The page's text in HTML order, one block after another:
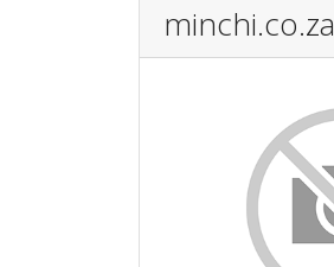
minchi.co.za